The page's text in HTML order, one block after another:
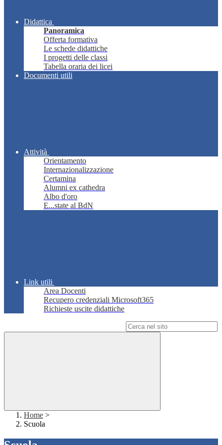
Didattica
Panoramica
Offerta formativa
Le schede didattiche
I progetti delle classi
Tabella oraria dei licei
Documenti utili
Attività
Orientamento
Internazionalizzazione
Certamina
Alumni ex cathedra
Albo d'oro
E...state al BdN
Link utili
Area Docenti
Recupero credenziali Microsoft365
Richieste uscite didattiche
Home >
Scuola